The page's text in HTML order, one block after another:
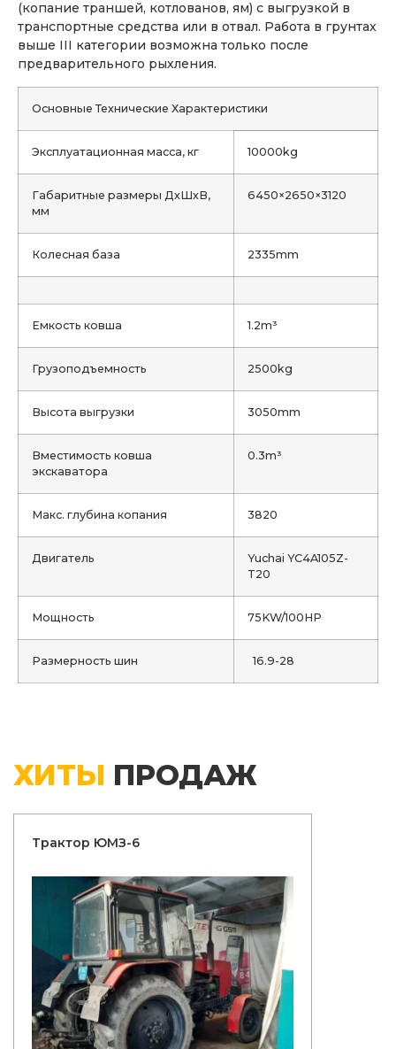
(копание траншей, котлованов, ям) с выгрузкой в
транспортные средства или в отвал. Работа в грунтах
выше III категории возможна только после
предварительного рыхления.
Основные Технические Характеристики
Эксплуатационная масса, кг 10000kg
Габаритные размеры ДхШхВ,
мм
6450×2650×3120
Колесная база 2335mm
Емкость ковша 1.2m³
Грузоподъемность 2500kg
Высота выгрузки 3050mm
Вместимость ковша
экскаватора
0.3m³
Макс. глубина копания 3820
Двигатель
Yuchai YC4A105Z-
T20
Мощность 75KW/100HP
Размерность шин 16.9-28
ХИТЫ ПРОДАЖ
Трактор ЮМЗ-6